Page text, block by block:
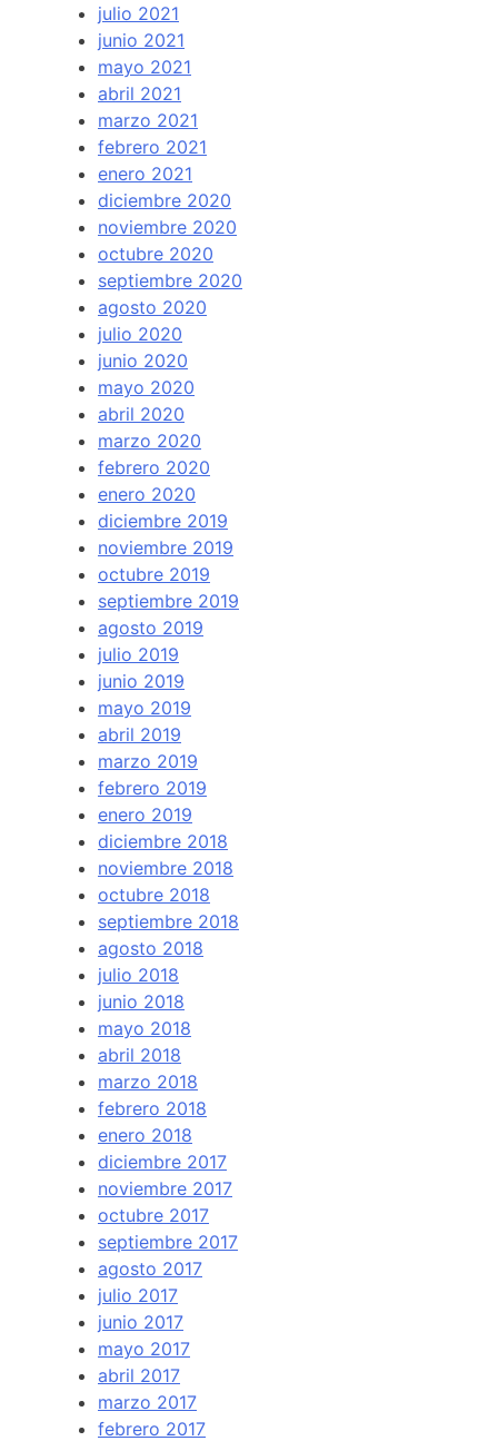
julio 2021
junio 2021
mayo 2021
abril 2021
marzo 2021
febrero 2021
enero 2021
diciembre 2020
noviembre 2020
octubre 2020
septiembre 2020
agosto 2020
julio 2020
junio 2020
mayo 2020
abril 2020
marzo 2020
febrero 2020
enero 2020
diciembre 2019
noviembre 2019
octubre 2019
septiembre 2019
agosto 2019
julio 2019
junio 2019
mayo 2019
abril 2019
marzo 2019
febrero 2019
enero 2019
diciembre 2018
noviembre 2018
octubre 2018
septiembre 2018
agosto 2018
julio 2018
junio 2018
mayo 2018
abril 2018
marzo 2018
febrero 2018
enero 2018
diciembre 2017
noviembre 2017
octubre 2017
septiembre 2017
agosto 2017
julio 2017
junio 2017
mayo 2017
abril 2017
marzo 2017
febrero 2017